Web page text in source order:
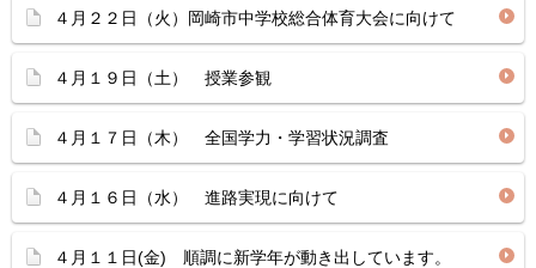
４月２２日（火）岡崎市中学校総合体育大会に向けて
４月１９日（土） 授業参観
４月１７日（木） 全国学力・学習状況調査
４月１６日（水） 進路実現に向けて
４月１１日(金) 順調に新学年が動き出しています。